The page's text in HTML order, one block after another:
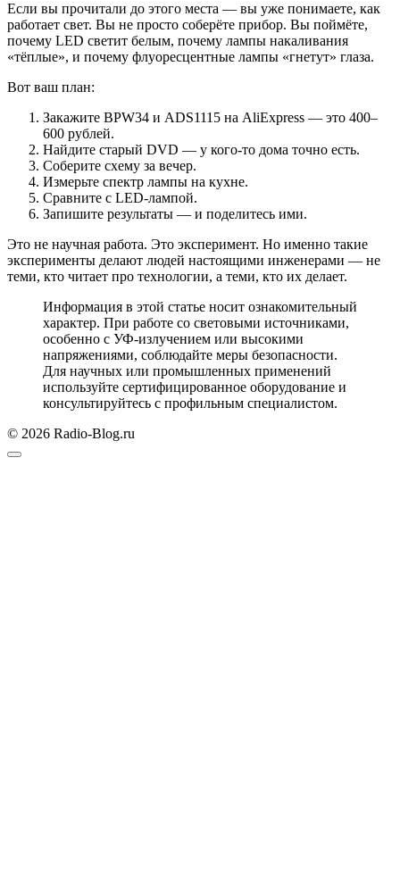
Если вы прочитали до этого места — вы уже понимаете, как
работает свет. Вы не просто соберёте прибор. Вы поймёте,
почему LED светит белым, почему лампы накаливания
«тёплые», и почему флуоресцентные лампы «гнетут» глаза.
Вот ваш план:
Закажите BPW34 и ADS1115 на AliExpress — это 400–
600 рублей.
Найдите старый DVD — у кого-то дома точно есть.
Соберите схему за вечер.
Измерьте спектр лампы на кухне.
Сравните с LED-лампой.
Запишите результаты — и поделитесь ими.
Это не научная работа. Это эксперимент. Но именно такие
эксперименты делают людей настоящими инженерами — не
теми, кто читает про технологии, а теми, кто их делает.
Информация в этой статье носит ознакомительный
характер. При работе со световыми источниками,
особенно с УФ-излучением или высокими
напряжениями, соблюдайте меры безопасности.
Для научных или промышленных применений
используйте сертифицированное оборудование и
консультируйтесь с профильным специалистом.
© 2026 Radio-Blog.ru